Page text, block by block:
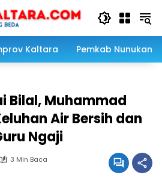
Kaltara Pemkab Nunukan
Bilal, Muhammad
Air Bersih dan
Ngaji
3 Min Baca